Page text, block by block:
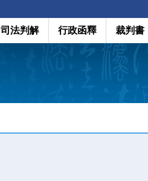
司法判解 行政函釋 裁判書